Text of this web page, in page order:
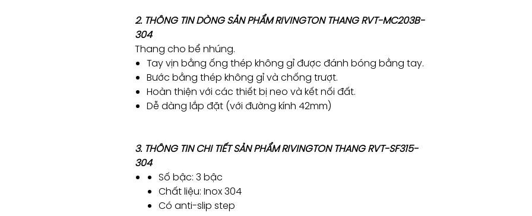
2. THÔNG TIN DÒNG SẢN PHẨM RIVINGTON THANG RVT-MC203B-
304
Thang cho bể nhúng.
Tay vịn bằng ống thép không gỉ được đánh bóng bằng tay.
Bước bằng thép không gỉ và chống trượt.
Hoàn thiện với các thiết bị neo và kết nối đất.
Dễ dàng lắp đặt (với đường kính 42mm)
3. THÔNG TIN CHI TIẾT SẢN PHẨM RIVINGTON THANG RVT-SF315-
304
Số bậc: 3 bậc
Chất liệu: Inox 304
Có anti-slip step